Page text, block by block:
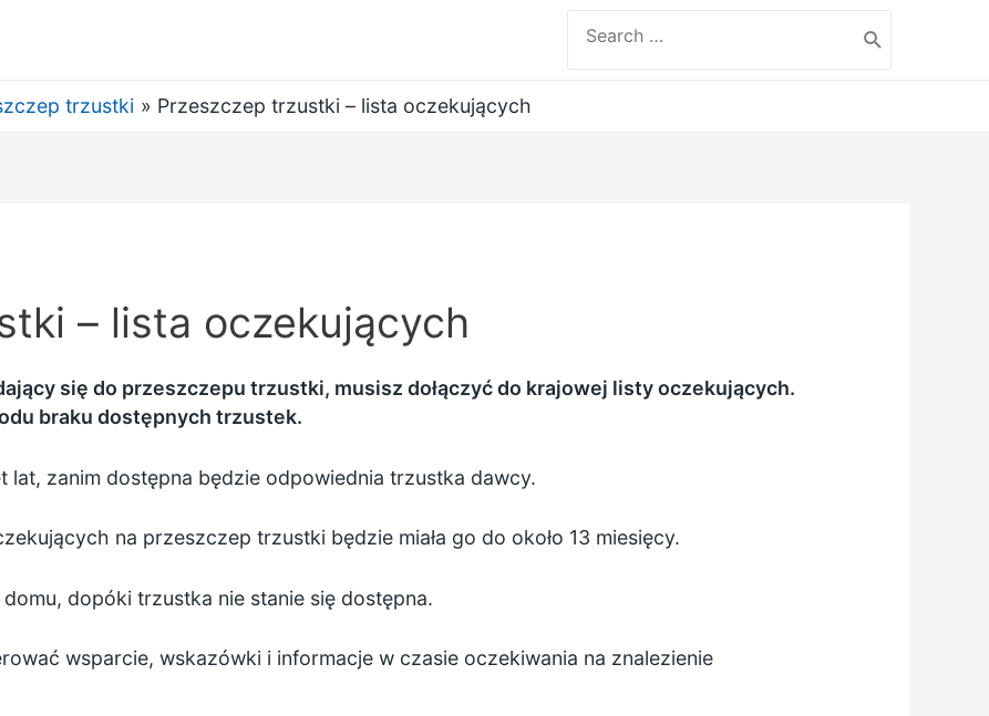
for:
trzustki Przeszczep trzustki – lista oczekujących
– lista oczekujących
się do przeszczepu trzustki, musisz dołączyć do krajowej listy oczekujących.
braku dostępnych trzustek.
lat, zanim dostępna będzie odpowiednia trzustka dawcy.
na przeszczep trzustki będzie miała go do około 13 miesięcy.
dopóki trzustka nie stanie się dostępna.
wsparcie, wskazówki i informacje w czasie oczekiwania na znalezienie